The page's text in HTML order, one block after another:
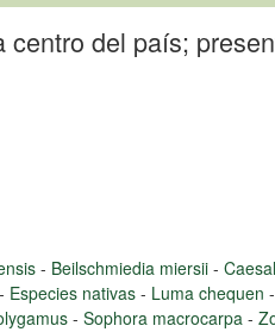
del país;
- Beilschmiedia miersii -
- Especies nativas - Luma chequen -
- Sophora macrocarpa -